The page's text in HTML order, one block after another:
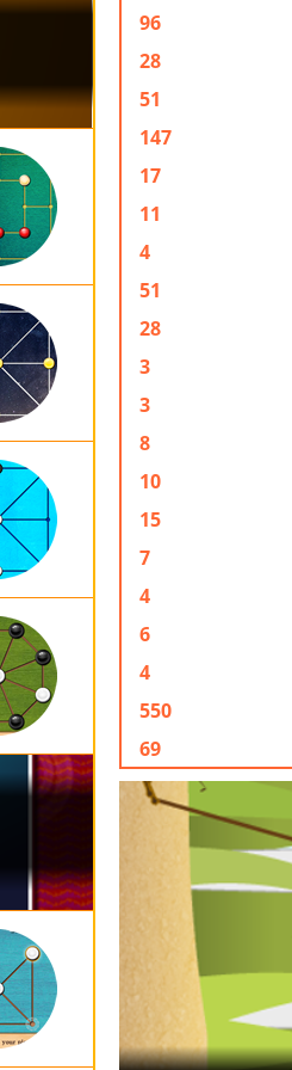
96
28
51
147
17
11
4
51
28
3
3
8
10
15
7
4
6
4
550
69